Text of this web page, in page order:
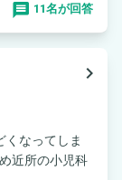
11名が回答
navigate_next
くなってしま
近所の小児科